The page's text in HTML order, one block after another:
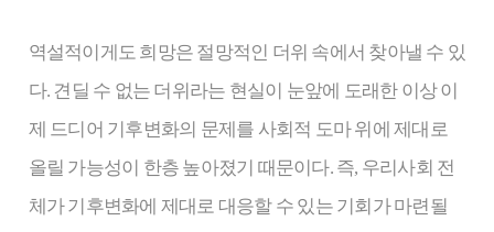
역설적이게도 희망은 절망적인 더위 속에서 찾아낼 수 있
다. 견딜 수 없는 더위라는 현실이 눈앞에 도래한 이상 이
제 드디어 기후변화의 문제를 사회적 도마 위에 제대로
올릴 가능성이 한층 높아졌기 때문이다. 즉, 우리사회 전
체가 기후변화에 제대로 대응할 수 있는 기회가 마련될